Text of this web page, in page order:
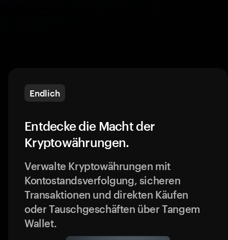
Endlich
Entdecke die Macht der
Kryptowährungen.
Verwalte Kryptowährungen mit
Kontostandsverfolgung, sicheren
Transaktionen und direkten Käufen
oder Tauschgeschäften über Tangem
Wallet.